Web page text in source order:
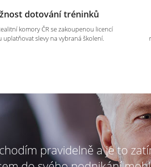
dotování tréninků
komory ČR se zakoupenou licencí
uplatňovat slevy na vybraná školení.
pravidelně a je to